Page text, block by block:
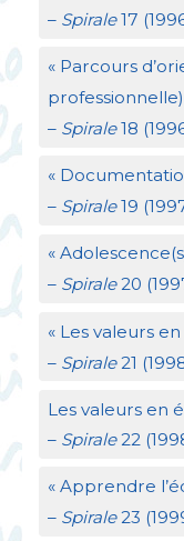
– Spirale17
« Parcours
professionnelle)
– Spirale18
«
– Spirale19
«
– Spirale20
« Les valeurs
– Spirale21
Les valeurs en
–Spirale22
« Apprendre
– Spirale23